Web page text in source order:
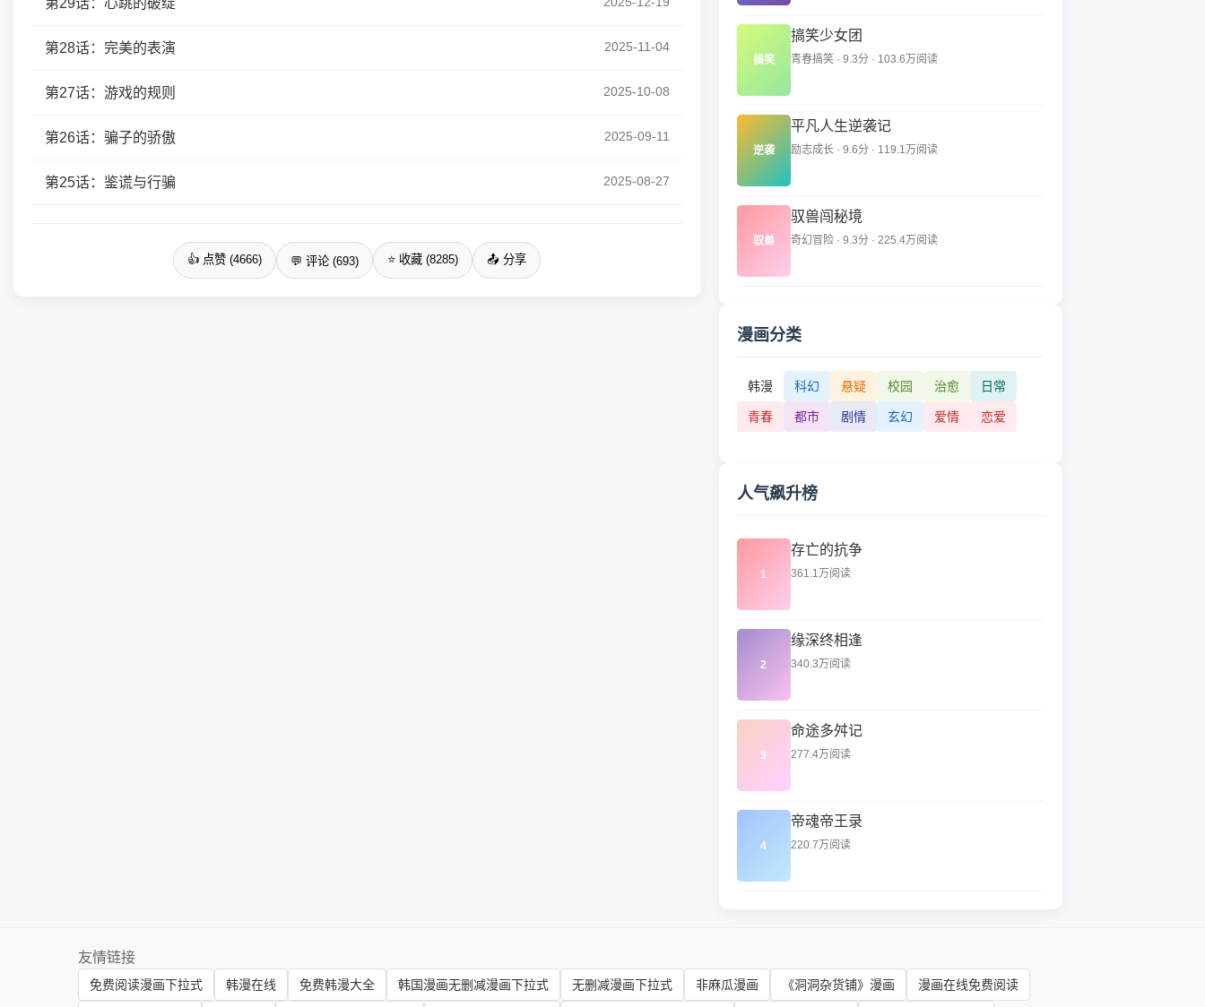
第29话：心跳的破绽
第28话：完美的表演 2025-11-04
第27话：游戏的规则 2025-10-08
第26话：骗子的骄傲 2025-09-11
第25话：鉴谎与行骗 2025-08-27
👍 点赞 (4666) 💬 评论 (693) ⭐ 收藏 (8285) 📤 分享
搞笑
搞笑少女团
青春搞笑 · 9.3分 · 103.6万阅读
逆袭
平凡人生逆袭记
励志成长 · 9.6分 · 119.1万阅读
驭兽
驭兽闯秘境
奇幻冒险 · 9.3分 · 225.4万阅读
漫画分类
韩漫 科幻 悬疑 校园 治愈 日常
青春 都市 剧情 玄幻 爱情 恋爱
人气飙升榜
1
存亡的抗争
361.1万阅读
2
缘深终相逢
340.3万阅读
3
命途多舛记
277.4万阅读
4
帝魂帝王录
220.7万阅读
友情链接
免费阅读漫画下拉式 韩漫在线 免费韩漫大全 韩国漫画无删减漫画下拉式 无删减漫画下拉式 非麻瓜漫画 《洞洞杂货铺》漫画 漫画在线免费阅读